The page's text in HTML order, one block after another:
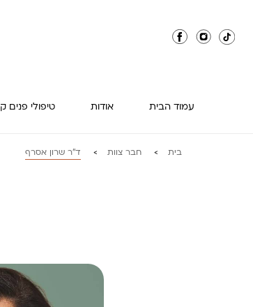
עמוד הבית אודות טיפולי פנים
בית > חבר צוות > ד"ר שרון אסרף